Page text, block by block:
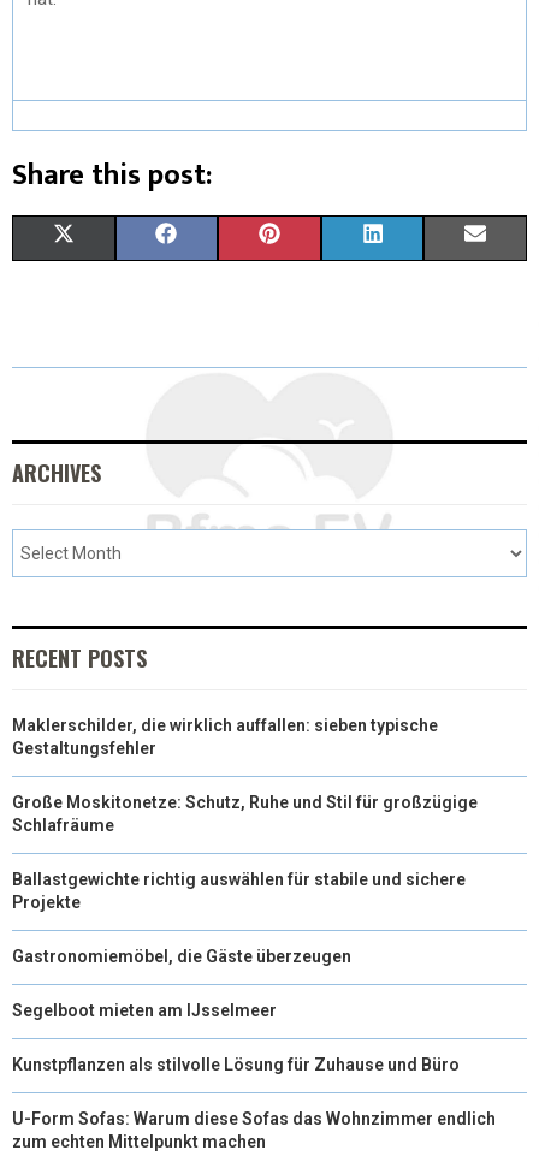
Share this post:
W
R
)
E T
T
K I
ARCHIVES
RECENT POSTS
Maklerschilder, die wirklich auffallen: sieben typische
Gestaltungsfehler
Große Moskitonetze: Schutz, Ruhe und Stil für großzügige
Schlafräume
Ballastgewichte richtig auswählen für stabile und sichere
Projekte
Gastronomiemöbel, die Gäste überzeugen
Segelboot mieten am IJsselmeer
Kunstpflanzen als stilvolle Lösung für Zuhause und Büro
U-Form Sofas: Warum diese Sofas das Wohnzimmer endlich
zum echten Mittelpunkt machen